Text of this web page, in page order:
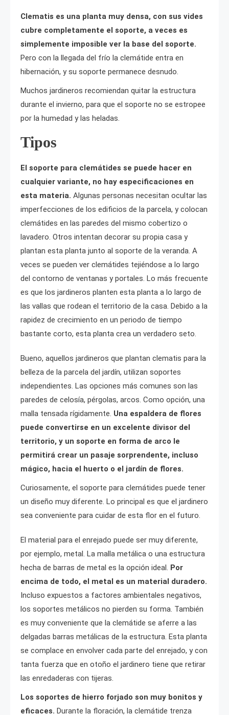
Clematis es una planta muy densa, con sus vides
cubre completamente el soporte, a veces es
simplemente imposible ver la base del soporte.
Pero con la llegada del frío la clemátide entra en
hibernación, y su soporte permanece desnudo.
Muchos jardineros recomiendan quitar la estructura
durante el invierno, para que el soporte no se estropee
por la humedad y las heladas.
Tipos
El soporte para clemátides se puede hacer en
cualquier variante, no hay especificaciones en
esta materia. Algunas personas necesitan ocultar las
imperfecciones de los edificios de la parcela, y colocan
clemátides en las paredes del mismo cobertizo o
lavadero. Otros intentan decorar su propia casa y
plantan esta planta junto al soporte de la veranda. A
veces se pueden ver clemátides tejiéndose a lo largo
del contorno de ventanas y portales. Lo más frecuente
es que los jardineros planten esta planta a lo largo de
las vallas que rodean el territorio de la casa. Debido a la
rapidez de crecimiento en un periodo de tiempo
bastante corto, esta planta crea un verdadero seto.
Bueno, aquellos jardineros que plantan clematis para la
belleza de la parcela del jardín, utilizan soportes
independientes. Las opciones más comunes son las
paredes de celosía, pérgolas, arcos. Como opción, una
malla tensada rígidamente. Una espaldera de flores
puede convertirse en un excelente divisor del
territorio, y un soporte en forma de arco le
permitirá crear un pasaje sorprendente, incluso
mágico, hacia el huerto o el jardín de flores.
Curiosamente, el soporte para clemátides puede tener
un diseño muy diferente. Lo principal es que el jardinero
sea conveniente para cuidar de esta flor en el futuro.
El material para el enrejado puede ser muy diferente,
por ejemplo, metal. La malla metálica o una estructura
hecha de barras de metal es la opción ideal. Por
encima de todo, el metal es un material duradero.
Incluso expuestos a factores ambientales negativos,
los soportes metálicos no pierden su forma. También
es muy conveniente que la clemátide se aferre a las
delgadas barras metálicas de la estructura. Esta planta
se complace en envolver cada parte del enrejado, y con
tanta fuerza que en otoño el jardinero tiene que retirar
las enredaderas con tijeras.
Los soportes de hierro forjado son muy bonitos y
eficaces. Durante la floración, la clemátide trenza